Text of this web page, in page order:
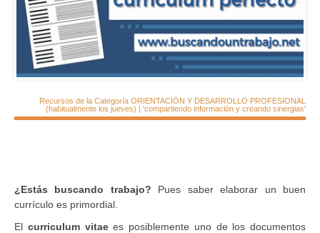
Recursos de la Categoría ORIENTACIÓN Y DESARROLLO PROFESIONAL
(habitualmente los jueves) | 'compartiendo información y creando sinergias'
¿Estás buscando trabajo? Pues saber elaborar un buen
currículo es primordial.
El curriculum vitaees posiblemente uno de los documentos